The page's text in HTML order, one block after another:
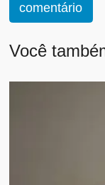
comentário
Você